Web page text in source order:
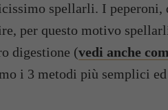
spellarli. I
per questo motivo
digestione (vedi anche
i 3 metodi più semplici